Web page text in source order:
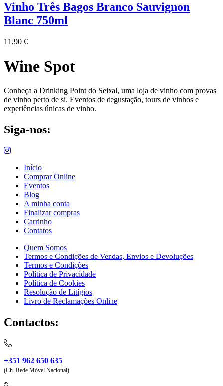
Vinho Três Bagos Branco Sauvignon
Blanc 750ml
11,90 €
Wine Spot
Conheça a Drinking Point do Seixal, uma loja de vinho com provas
de vinho perto de si. Eventos de degustação, tours de vinhos e
experiências únicas de vinho.
Siga-nos:
Início
Comprar Online
Eventos
Blog
A minha conta
Finalizar compras
Carrinho
Contatos
Quem Somos
Termos e Condições de Vendas, Envios e Devoluções
Termos e Condições
Política de Privacidade
Política de Cookies
Resolução de Litígios
Livro de Reclamações Online
Contactos:
+351 962 650 635
(Ch. Rede Móvel Nacional)